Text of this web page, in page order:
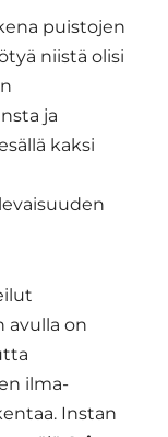
puistojen
niistä olisi
ja
kaksi
avulla on
ilma-
Instan